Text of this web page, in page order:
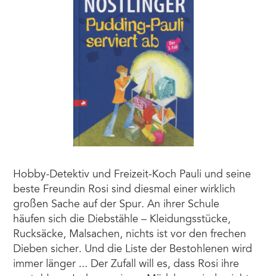
Hobby-Detektiv und Freizeit-Koch Pauli und seine
beste Freundin Rosi sind diesmal einer wirklich
großen Sache auf der Spur. An ihrer Schule
häufen sich die Diebstähle – Kleidungsstücke,
Rucksäcke, Malsachen, nichts ist vor den frechen
Dieben sicher. Und die Liste der Bestohlenen wird
immer länger ... Der Zufall will es, dass Rosi ihre